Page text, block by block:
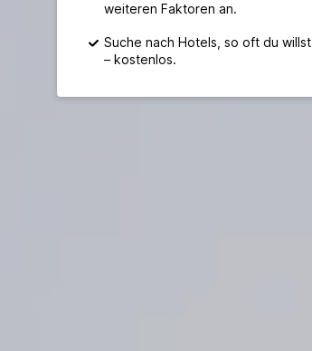
weiteren Faktoren an.
Suche nach Hotels, so oft du willst
– kostenlos.